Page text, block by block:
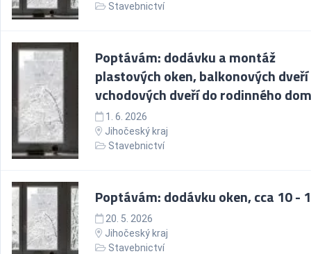
Stavebnictví
Poptávám: dodávku a montáž
plastových oken, balkonových
vchodových dveří do rodinného
1. 6. 2026
Jihočeský kraj
Stavebnictví
Poptávám: dodávku oken, cca 10 -
20. 5. 2026
Jihočeský kraj
Stavebnictví